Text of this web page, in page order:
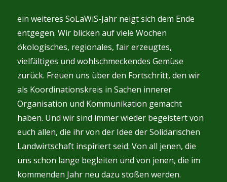
ein weiteres SoLaWiS-Jahr neigt sich dem Ende
entgegen. Wir blicken auf viele Wochen
ökologisches, regionales, fair erzeugtes,
vielfältiges und wohlschmeckendes Gemüse
zurück. Freuen uns über den Fortschritt, den wir
als Koordinationskreis in Sachen innerer
Organisation und Kommunikation gemacht
haben. Und wir sind immer wieder begeistert von
euch allen, die ihr von der Idee der Solidarischen
Landwirtschaft inspiriert seid: Von all jenen, die
uns schon lange begleiten und von jenen, die im
kommenden Jahr neu dazu stoßen werden.